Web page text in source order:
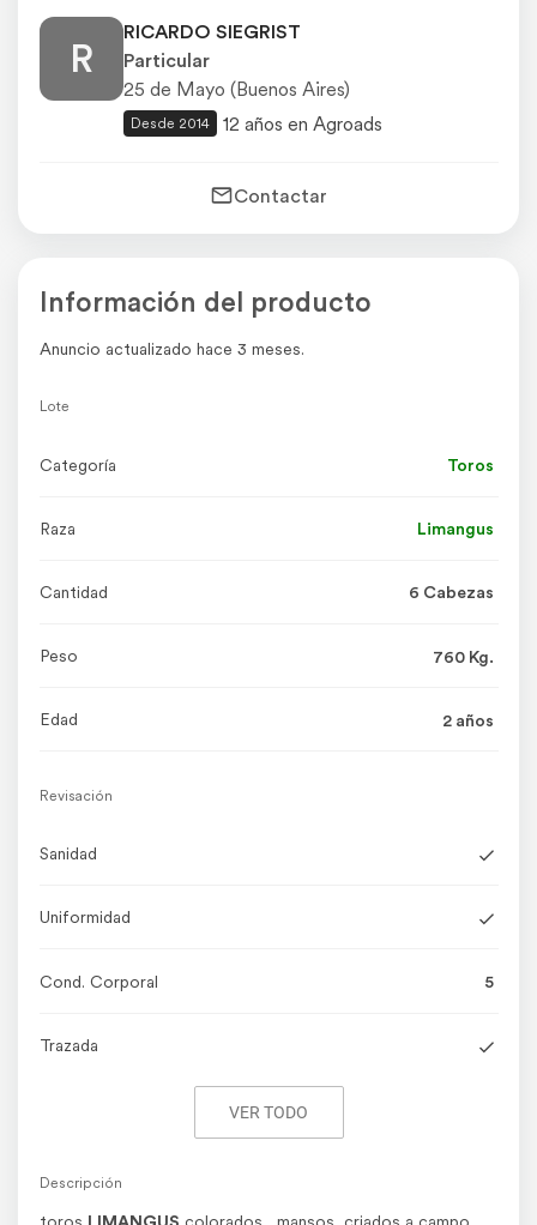
R
RICARDO SIEGRIST
Particular
25 de Mayo (Buenos Aires)
Desde 2014 12 años en Agroads
Contactar
Información del producto
Anuncio actualizado hace 3 meses.
Lote
Categoría Toros
Raza Limangus
Cantidad 6 Cabezas
Peso 760 Kg.
Edad 2 años
Revisación
Sanidad
Uniformidad
Cond. Corporal 5
Trazada
Garrapata
VER TODO
Descripción